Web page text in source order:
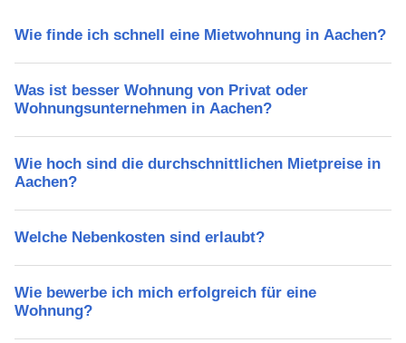
Wie finde ich schnell eine Mietwohnung in Aachen?
Was ist besser Wohnung von Privat oder
Wohnungsunternehmen in Aachen?
Wie hoch sind die durchschnittlichen Mietpreise in
Aachen?
Welche Nebenkosten sind erlaubt?
Wie bewerbe ich mich erfolgreich für eine
Wohnung?